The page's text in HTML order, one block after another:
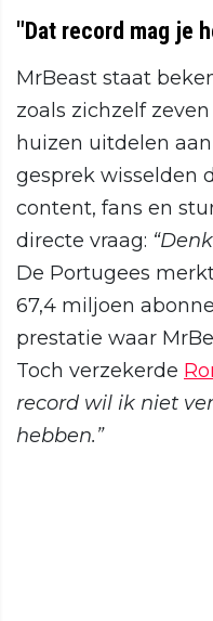
"Dat record mag je
MrBeast staat
zoals zichzelf
huizen uitdelen
gesprek wisselden
content, fans en
directe vraag:
De Portugees
67,4 miljoen
prestatie waar
Toch verzekerde
record wil ik niet
hebben.”